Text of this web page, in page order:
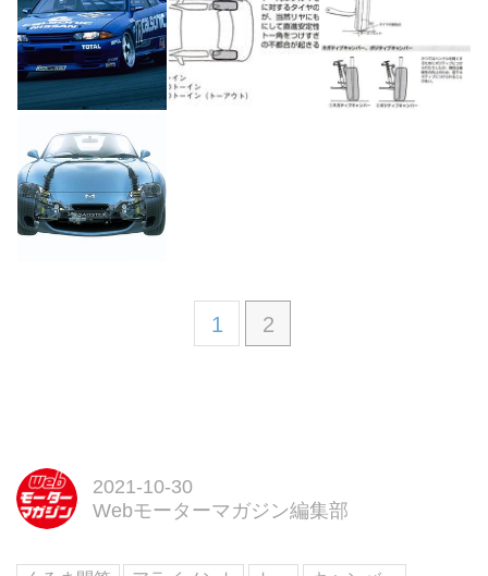
1 2
2021-10-30
Webモーターマガジン編集部